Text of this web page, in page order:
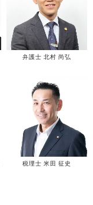
弁護士 北村 尚弘
税理士 米田 征史